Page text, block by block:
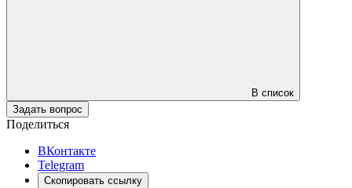
В список
Задать вопрос
Поделиться
ВКонтакте
Telegram
Скопировать ссылку